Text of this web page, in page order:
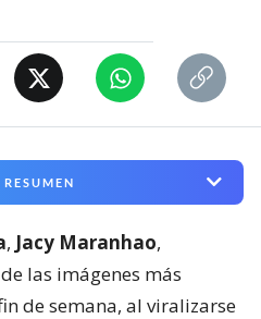
RESUMEN
, Jacy Maranhao,
las imágenes más
de semana, al viralizarse